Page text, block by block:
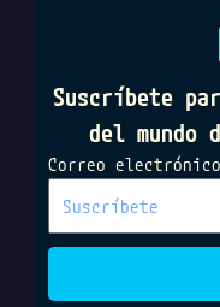
Suscríbete
del
Correo electrónico